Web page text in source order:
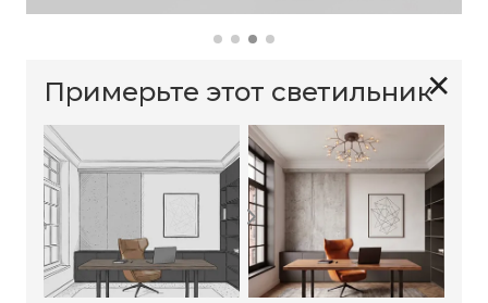
✕
Примерьте этот светильник